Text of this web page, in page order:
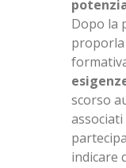
Dopo la
proporla
scorso
indicare